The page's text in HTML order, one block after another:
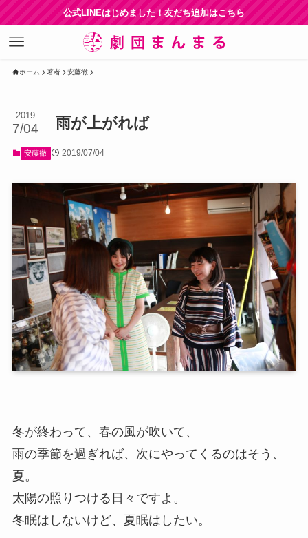
公式LINEはじめました！友だち追加はこちら
ホーム 著者 安藤徹
雨が上がれば
2019
7/04
安藤徹 2019/07/04
冬が終わって、春の風が吹いて、
雨の季節を過ぎれば、次にやってくるのはそう、
夏。
太陽の照りつける日々ですよ。
冬眠はしないけど、夏眠はしたい。